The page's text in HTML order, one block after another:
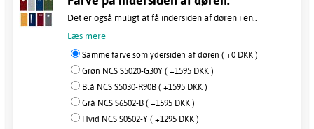
Det er også muligt at få indersiden af døren i en..
Læs mere
Samme farve som ydersiden af døren ( +0 DKK )
Grøn NCS S5020-G30Y ( +1595 DKK )
Blå NCS S5030-R90B ( +1595 DKK )
Grå NCS S6502-B ( +1595 DKK )
Hvid NCS S0502-Y ( +1295 DKK )